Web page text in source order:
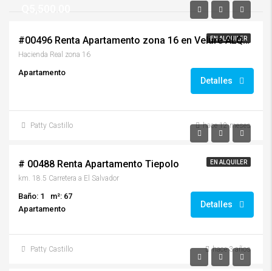
EN ALQUILER
Q5,500.00
#00496 Renta Apartamento zona 16 en Velure ALQUILADO
Hacienda Real zona 16
Apartamento
Detalles
Patty Castillo hace 12 meses
EN ALQUILER
Q5,000.00
# 00488 Renta Apartamento Tiepolo
km. 18.5 Carretera a El Salvador
Baño: 1
m²: 67
Apartamento
Detalles
Patty Castillo hace 3 años
$850.00/incluye mantenimiento